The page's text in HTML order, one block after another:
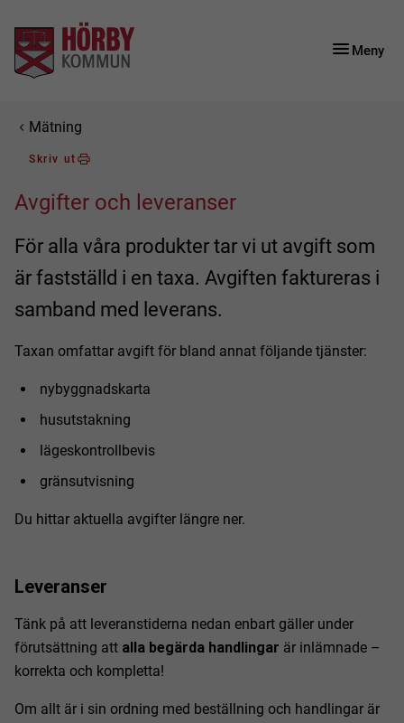
Gå till innehåll
Gå till huvudmeny
Gå till sidomeny
Meny
Du är här:
Mätning
Skriv ut
Avgifter och leveranser
För alla våra produkter tar vi ut avgift som
är fastställd i en taxa. Avgiften faktureras i
samband med leverans.
Taxan omfattar avgift för bland annat följande tjänster:
nybyggnadskarta
husutstakning
lägeskontrollbevis
gränsutvisning
Du hittar aktuella avgifter längre ner.
Leveranser
Tänk på att leveranstiderna nedan enbart gäller under
förutsättning att alla begärda handlingar är inlämnade –
korrekta och kompletta!
Om allt är i sin ordning med beställning och handlingar är